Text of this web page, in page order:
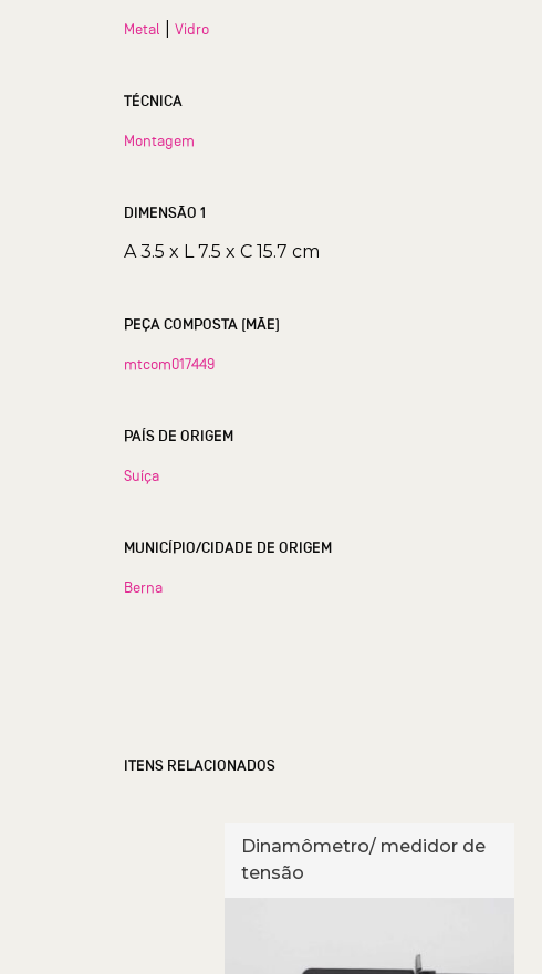
Metal Vidro
TÉCNICA
Montagem
DIMENSÃO 1
A 3.5 x L 7.5 x C 15.7 cm
PEÇA COMPOSTA (MÃE)
mtcom017449
PAÍS DE ORIGEM
Suíça
MUNICÍPIO/CIDADE DE ORIGEM
Berna
ITENS RELACIONADOS
Dinamômetro/ medidor de
tensão